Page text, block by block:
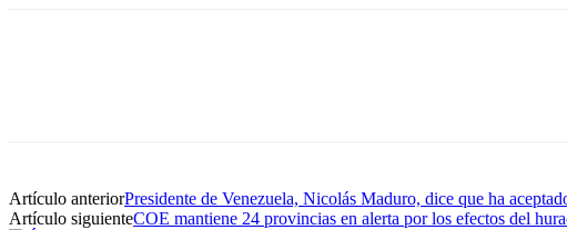
Artículo anteriorPresidente de Venezuela, Nicolás Maduro, dice que ha
Artículo siguienteCOE mantiene 24 provincias en alerta por los efectos del